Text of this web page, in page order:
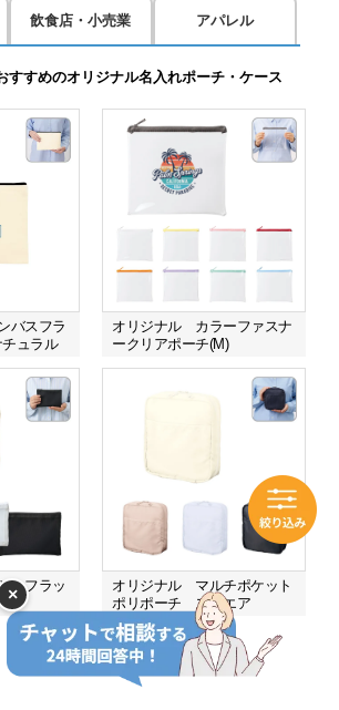
飲食店・小売業 アパレル
すすめのオリジナル名入れポーチ・ケース
バスフラ
ュラル
オリジナル カラーファスナ
ークリアポーチ(M)
ュフラッ
オリジナル マルチポケット
ポリポーチ スクエア
×